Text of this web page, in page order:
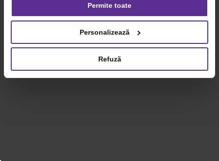
setările dvs. de cookie-uri.
privind utilizarea modulelor cookie.Detalii
Permite toate
Personalizează
Refuză